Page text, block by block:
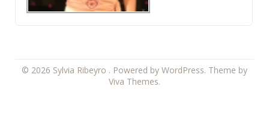
© 2026 Sylvia Ribeyro . Powered by WordPress. Theme by
Viva Themes.